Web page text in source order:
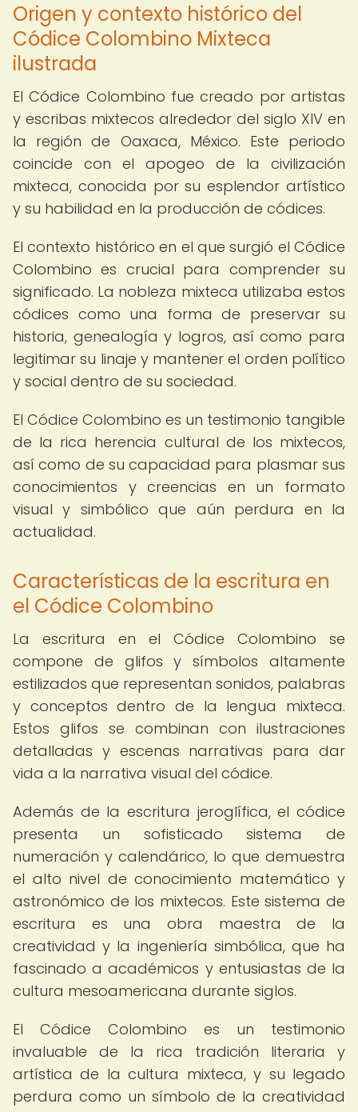
Origen y contexto histórico del
Códice Colombino Mixteca
ilustrada
El Códice Colombino fue creado por artistas
y escribas mixtecos alrededor del siglo XIV en
la región de Oaxaca, México. Este periodo
coincide con el apogeo de la civilización
mixteca, conocida por su esplendor artístico
y su habilidad en la producción de códices.
El contexto histórico en el que surgió el Códice
Colombino es crucial para comprender su
significado. La nobleza mixteca utilizaba estos
códices como una forma de preservar su
historia, genealogía y logros, así como para
legitimar su linaje y mantener el orden político
y social dentro de su sociedad.
El Códice Colombino es un testimonio tangible
de la rica herencia cultural de los mixtecos,
así como de su capacidad para plasmar sus
conocimientos y creencias en un formato
visual y simbólico que aún perdura en la
actualidad.
Características de la escritura en
el Códice Colombino
La escritura en el Códice Colombino se
compone de glifos y símbolos altamente
estilizados que representan sonidos, palabras
y conceptos dentro de la lengua mixteca.
Estos glifos se combinan con ilustraciones
detalladas y escenas narrativas para dar
vida a la narrativa visual del códice.
Además de la escritura jeroglífica, el códice
presenta un sofisticado sistema de
numeración y calendárico, lo que demuestra
el alto nivel de conocimiento matemático y
astronómico de los mixtecos. Este sistema de
escritura es una obra maestra de la
creatividad y la ingeniería simbólica, que ha
fascinado a académicos y entusiastas de la
cultura mesoamericana durante siglos.
El Códice Colombino es un testimonio
invaluable de la rica tradición literaria y
artística de la cultura mixteca, y su legado
perdura como un símbolo de la creatividad